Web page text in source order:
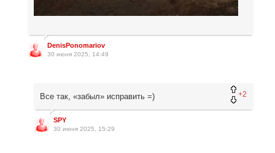
DenisPonomariov
30 июня 2025, 14:49
+2
Все так, «забыл» исправить =)
SPY
30 июня 2025, 15:29